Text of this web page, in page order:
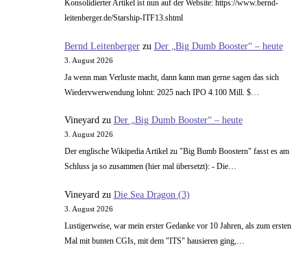
Konsolidierter Artikel ist nun auf der Website: https://www.bernd-
leitenberger.de/Starship-ITF13.shtml
Bernd Leitenbergerzu Der „Big Dumb Booster“ – heute
3. August 2026
Ja wenn man Verluste macht, dann kann man gerne sagen das sich
Wiedervwerwendung lohnt: 2025 nach IPO 4.100 Mill. $…
Vineyardzu Der „Big Dumb Booster“ – heute
3. August 2026
Der englische Wikipedia Artikel zu "Big Bumb Boostern" fasst es am
Schluss ja so zusammen (hier mal übersetzt): - Die…
Vineyard zu Die Sea Dragon (3)
3. August 2026
Lustigerweise, war mein erster Gedanke vor 10 Jahren, als zum ersten
Mal mit bunten CGIs, mit dem "ITS" hausieren ging,…